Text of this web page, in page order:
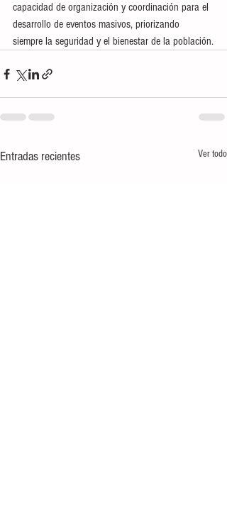
capacidad de organización y coordinación para el
desarrollo de eventos masivos, priorizando
siempre la seguridad y el bienestar de la población.
Entradas recientes Ver todo